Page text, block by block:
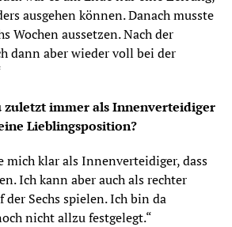
ausgehen können. Danach musste
Wochen aussetzen. Nach der
dann aber wieder voll bei der
zuletzt immer als Innenverteidiger
Lieblingsposition?
mich klar als Innenverteidiger, dass
Ich kann aber auch als rechter
der Sechs spielen. Ich bin da
nicht allzu festgelegt.“